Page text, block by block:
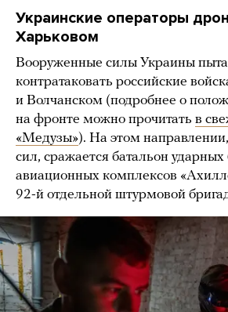
Украинские операторы
Харьковом
Вооруженные силы Украины
контратаковать российские
и Волчанском (подробнее о
на фронте можно прочитать в
«Медузы»). На этом
сил, сражается батальон
авиационных комплексов
92-й отдельной штурмовой